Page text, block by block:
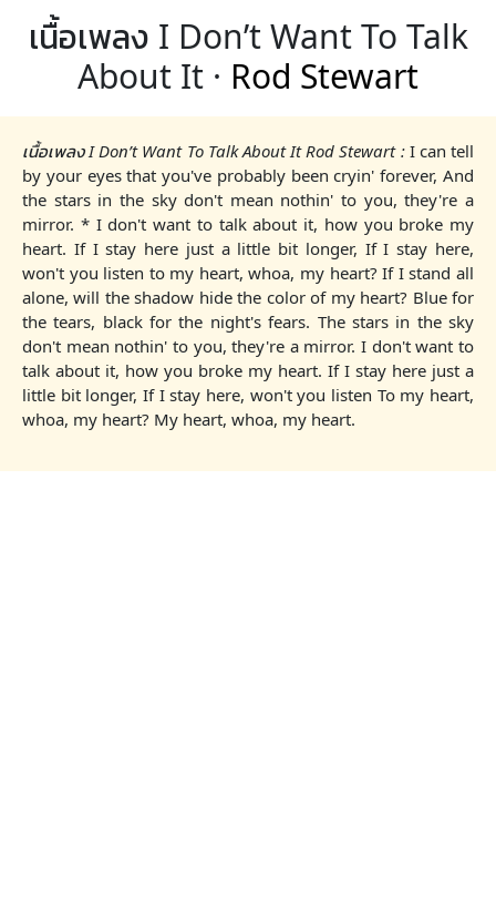
เนื้อเพลง I Don’t Want To Talk
About It · Rod Stewart
เนื้อเพลง I Don’t Want To Talk About It Rod Stewart : I can tell
by your eyes that you've probably been cryin' forever, And
the stars in the sky don't mean nothin' to you, they're a
mirror. * I don't want to talk about it, how you broke my
heart. If I stay here just a little bit longer, If I stay here,
won't you listen to my heart, whoa, my heart? If I stand all
alone, will the shadow hide the color of my heart? Blue for
the tears, black for the night's fears. The stars in the sky
don't mean nothin' to you, they're a mirror. I don't want to
talk about it, how you broke my heart. If I stay here just a
little bit longer, If I stay here, won't you listen To my heart,
whoa, my heart? My heart, whoa, my heart.